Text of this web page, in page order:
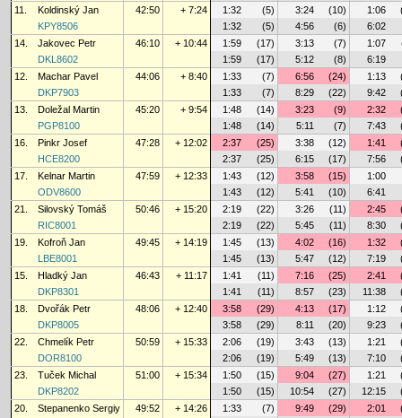
11.
Koldinský Jan 42:50 + 7:24 1:32 (5) 3:24 (10) 1:06
KPY8506
1:32 (5) 4:56 (6)
6:02
14.
Jakovec Petr 46:10 + 10:44 1:59 (17) 3:13 (7) 1:07
DKL8602
1:59 (17) 5:12 (8)
6:19
12.
Machar Pavel 44:06 + 8:40 1:33 (7) 6:56 (24) 1:13
DKP7903
1:33 (7) 8:29 (22) 9:42
13.
Doležal Martin 45:20 + 9:54 1:48 (14) 3:23 (9) 2:32
PGP8100
1:48 (14) 5:11 (7) 7:43
16.
Pinkr Josef 47:28 + 12:02 2:37 (25) 3:38 (12) 1:41
HCE8200
2:37 (25) 6:15 (17) 7:56
17.
Kelnar Martin 47:59 + 12:33 1:43 (12) 3:58 (15)
1:00
ODV8600
1:43 (12) 5:41 (10)
6:41
21.
Silovský Tomáš 50:46 + 15:20 2:19 (22) 3:26 (11) 2:45
RIC8001
2:19 (22) 5:45 (11) 8:30
19.
Kofroň Jan 49:45 + 14:19 1:45 (13) 4:02 (16) 1:32
LBE8001
1:45 (13) 5:47 (12) 7:19
15.
Hladký Jan 46:43 + 11:17 1:41 (11) 7:16 (25) 2:41
DKP8301
1:41 (11) 8:57 (23) 11:38
18.
Dvořák Petr 48:06 + 12:40 3:58 (29) 4:13 (17) 1:12
DKP8005
3:58 (29) 8:11 (20) 9:23
22.
Chmelík Petr 50:59 + 15:33 2:06 (19) 3:43 (13) 1:21
DOR8100
2:06 (19) 5:49 (13) 7:10
23.
Tuček Michal 51:00 + 15:34 1:50 (15) 9:04 (27) 1:21
DKP8202
1:50 (15) 10:54 (27) 12:15
20.
Stepanenko Sergiy 49:52 + 14:26 1:33 (7) 9:49 (29) 2:01